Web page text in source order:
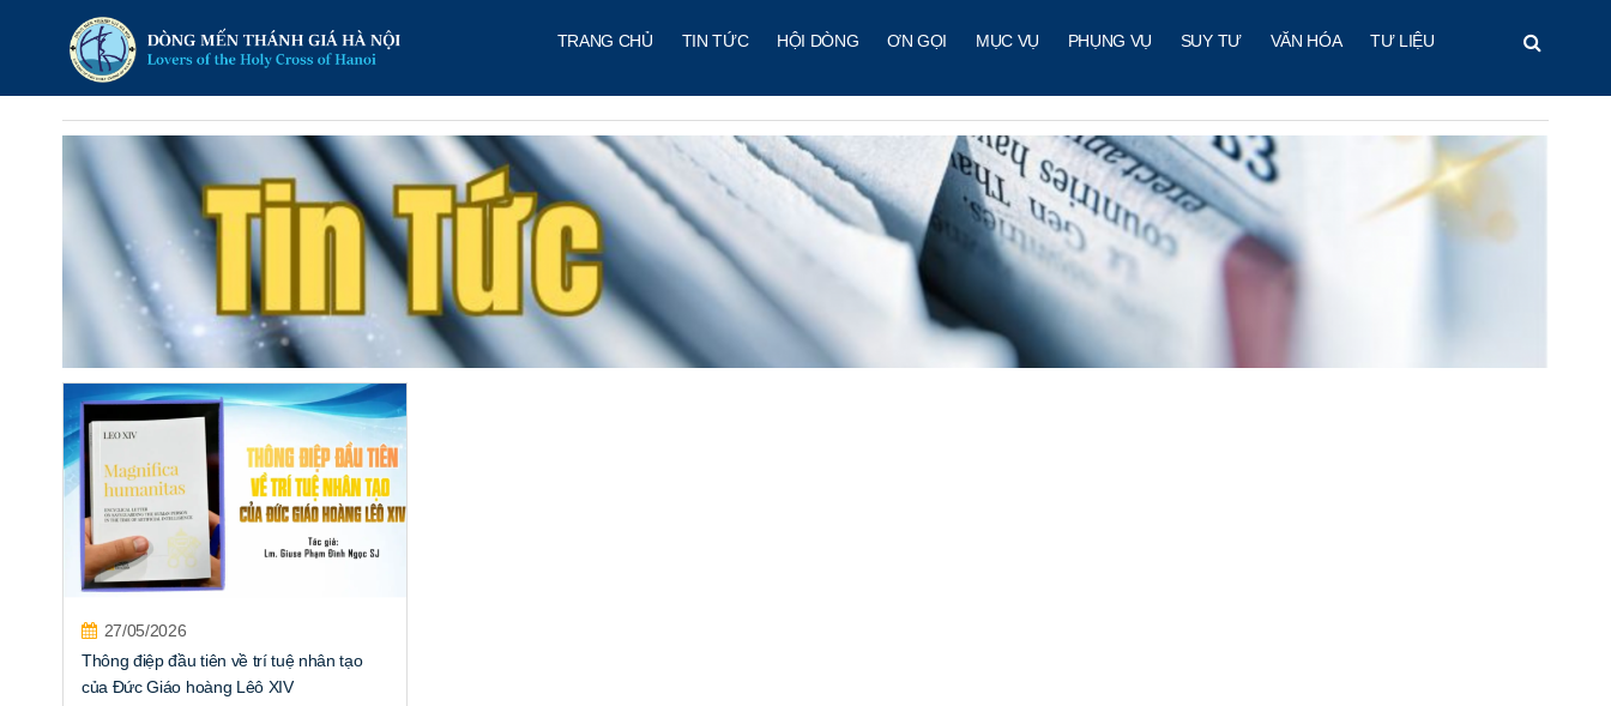
TRANG CHỦ TIN TỨC HỘI DÒNG ƠN GỌI MỤC VỤ PHỤNG VỤ SUY TƯ VĂN HÓA TƯ LIỆU
27/05/2026
Thông điệp đầu tiên về trí tuệ nhân tạo
của Đức Giáo hoàng Lêô XIV